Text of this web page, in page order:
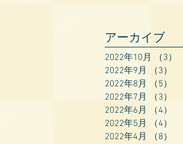
アーカイブ
2022年10月 （3）
2022年9月
（3）
2022年8月
（5）
2022年7月
（3）
2022年6月
（4）
2022年5月
（4）
2022年4月
（8）